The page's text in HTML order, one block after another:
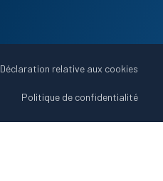
Déclaration relative aux cookies
Politique de confidentialité